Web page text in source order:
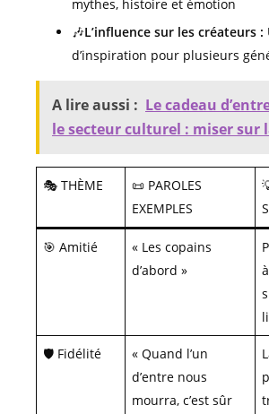
mythes, histoire et émotion
🎶L’influence sur les créateurs :
d’inspiration pour plusieurs
A lire aussi : Le cadeau
le secteur culturel : miser sur
🎭 THÈME
📜 PAROLES
EXEMPLES
🎯 Amitié
« Les copains
d’abord »
🛡️ Fidélité
« Quand l’un
d’entre nous
mourra, c’est sûr